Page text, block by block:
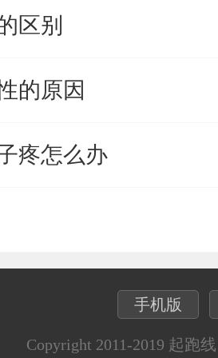
区别
的原因
疼怎么办
手机版
Copyright 2011-2019 起跑